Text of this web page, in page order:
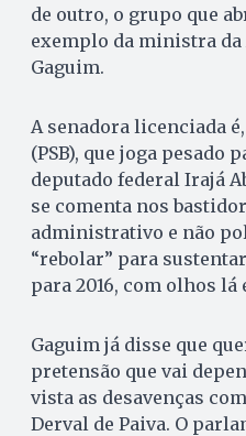
de outro, o grupo que
exemplo da ministra da
Gaguim.
A senadora licenciada
(PSB), que joga pesado
deputado federal Irajá
se comenta nos
administrativo e não
“rebolar” para
para 2016, com olhos lá
Gaguim já disse que
pretensão que vai
vista as desavenças
Derval de Paiva. O